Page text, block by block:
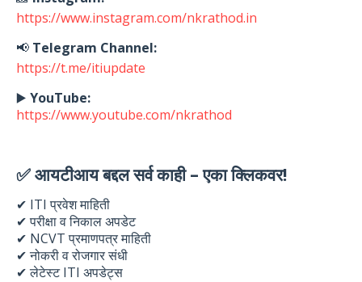
https://www.instagram.com/nkrathod.in
📢 Telegram Channel:
https://t.me/itiupdate
▶️ YouTube:
https://www.youtube.com/nkrathod
✅ आयटीआय बद्दल सर्व काही – एका क्लिकवर!
✔ ITI प्रवेश माहिती
✔ परीक्षा व निकाल अपडेट
✔ NCVT प्रमाणपत्र माहिती
✔ नोकरी व रोजगार संधी
✔ लेटेस्ट ITI अपडेट्स